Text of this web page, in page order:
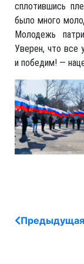
сплотившись
было много
Молодежь
Уверен, что все
и победим! —
Предыдущая